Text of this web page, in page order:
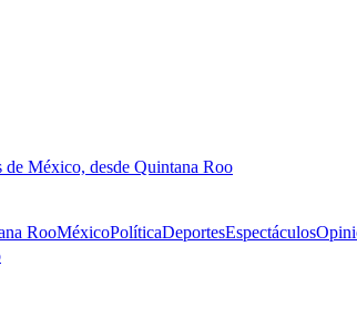
de México, desde Quintana Roo
RooMéxicoPolíticaDeportesEspectáculos